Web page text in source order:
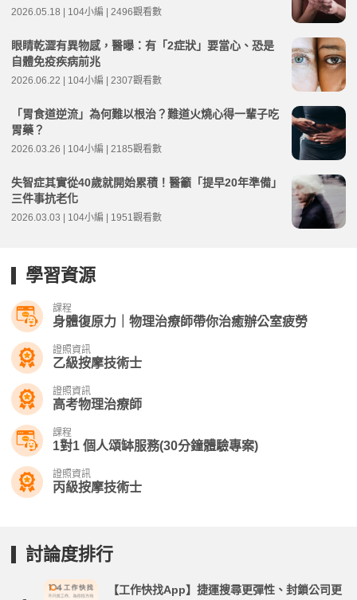
2026.05.18 | 104小編 | 2496觀看數
眼睛乾澀有異物感，醫曝：有「2症狀」要當心、恐是
自體免疫疾病前兆
2026.06.22 | 104小編 | 2307觀看數
「胃食道逆流」為何難以根治？難道火燒心得一輩子吃
胃藥？
2026.03.26 | 104小編 | 2185觀看數
失智症其實從40歲就開始累積！醫籲「提早20年準備」
三件事抗老化
2026.03.03 | 104小編 | 1951觀看數
學習資源
課程
身體復原力｜物理治療師帶你治癒辦公室疲勞
證照資訊
乙級按摩技術士
證照資訊
高考物理治療師
課程
1對1 個人頌缽服務(30分鐘體驗專案)
證照資訊
丙級按摩技術士
討論度排行
【工作快找App】捷運搜尋更彈性、封鎖公司更